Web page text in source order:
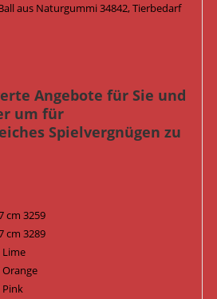
aus Naturgummi 34842, Tierbedarf
Angebote für Sie und
um für
Spielvergnügen zu
cm 3259
cm 3289
Lime
Orange
Pink